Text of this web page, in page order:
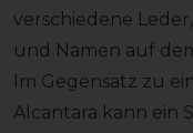
verschiedene
und Namen auf
Im Gegensatz zu
Alcantara kann ein